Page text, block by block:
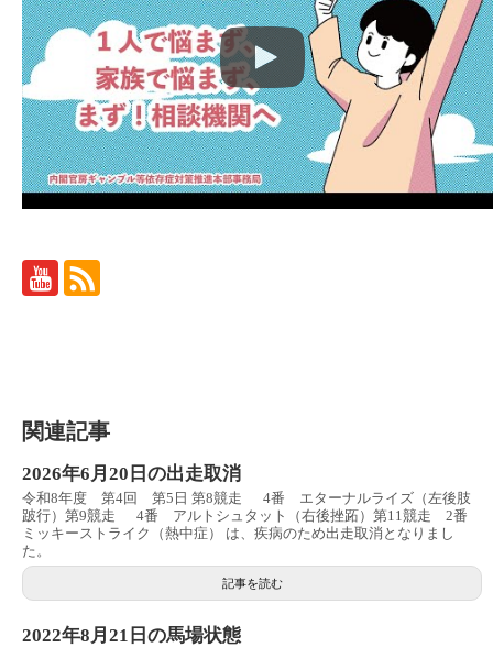
関連記事
2026年6月20日の出走取消
令和8年度 第4回 第5日 第8競走 4番 エターナルライズ（左後肢
跛行）第9競走 4番 アルトシュタット（右後挫跖）第11競走 2番
ミッキーストライク（熱中症） は、疾病のため出走取消となりまし
た。
記事を読む
2022年8月21日の馬場状態